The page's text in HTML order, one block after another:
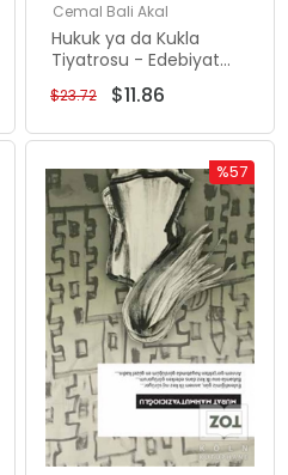
Cemal Bali Akal
Hukuk ya da Kukla
Tiyatrosu - Edebiyat
ve Hukuk$11.86
$23.72
%57
İndirim